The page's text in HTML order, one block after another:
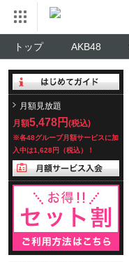
トップ AKB48
月額見放題
月額5,478円 (税込)
※各48グループ月額サービスに加
入中は1,628円（税込）！